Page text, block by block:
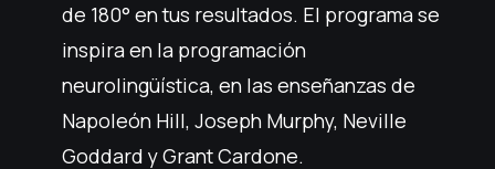
de 180° en tus resultados. El programa se
inspira en la programación
neurolingüística, en las enseñanzas de
Napoleón Hill, Joseph Murphy, Neville
Goddard y Grant Cardone.